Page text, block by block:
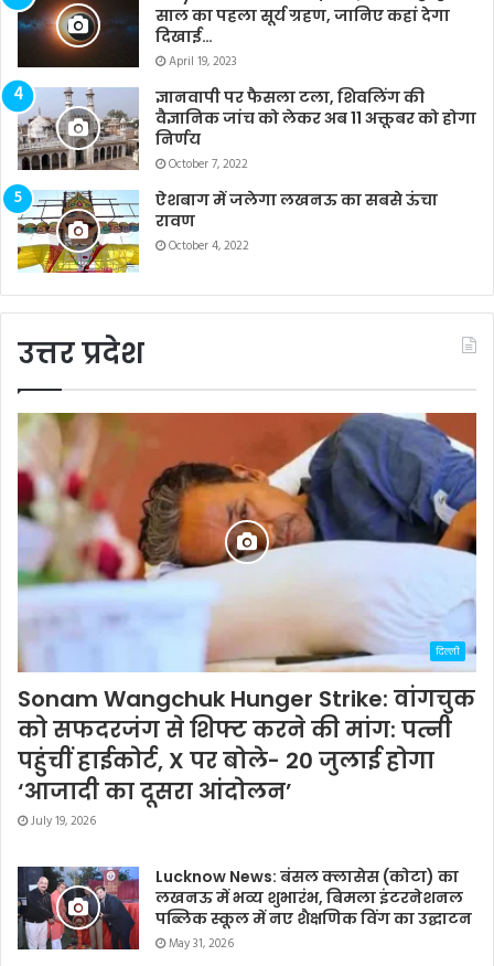
साल का पहला सूर्य ग्रहण, जानिए कहां देगा
दिखाई…
April 19, 2023
ज्ञानवापी पर फैसला टला, शिवलिंग की
वैज्ञानिक जांच को लेकर अब 11 अक्तूबर को होगा
निर्णय
October 7, 2022
ऐशबाग में जलेगा लखनऊ का सबसे ऊंचा
रावण
October 4, 2022
उत्तर प्रदेश
दिल्ली
Sonam Wangchuk Hunger Strike: वांगचुक
को सफदरजंग से शिफ्ट करने की मांग: पत्नी
पहुंचीं हाईकोर्ट, X पर बोले- 20 जुलाई होगा
‘आजादी का दूसरा आंदोलन’
July 19, 2026
Lucknow News: बंसल क्लासेस (कोटा) का
लखनऊ में भव्य शुभारंभ, बिमला इंटरनेशनल
पब्लिक स्कूल में नए शैक्षणिक विंग का उद्घाटन
May 31, 2026